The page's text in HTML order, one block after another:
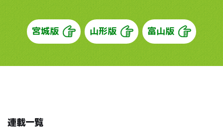
宮城版 山形版 富山版
連載一覧